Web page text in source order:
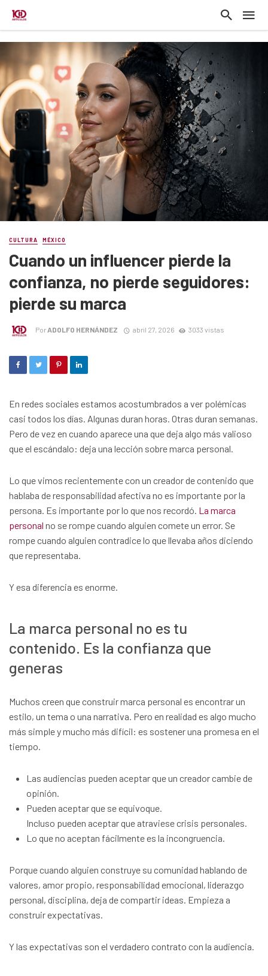
CULTURA MÉXICO
Cuando un influencer pierde la
confianza, no pierde seguidores:
pierde su marca
Por ADOLFO HERNÁNDEZ abril 27, 2026 3033 vistas
En redes sociales estamos acostumbrados a ver polémicas
casi todos los días. Algunas duran horas. Otras duran semanas.
Pero de vez en cuando aparece una que deja algo más valioso
que el escándalo: deja una lección sobre marca personal.
Lo que vimos recientemente con un creador de contenido que
hablaba de responsabilidad afectiva no es importante por la
persona. Es importante por lo que nos recordó. La marca
personal no se rompe cuando alguien comete un error. Se
rompe cuando alguien contradice lo que llevaba años diciendo
que representaba.
Y esa diferencia es enorme.
La marca personal no es tu
contenido. Es la confianza que
generas
Muchos creen que construir marca personal es encontrar un
estilo, un tema o una narrativa. Pero en realidad es algo mucho
más simple y mucho más difícil: es sostener una promesa en el
tiempo.
Las audiencias pueden aceptar que un creador cambie de
opinión.
Pueden aceptar que se equivoque.
Incluso pueden aceptar que atraviese crisis personales.
Lo que no aceptan fácilmente es la incongruencia.
Porque cuando alguien construye su comunidad hablando de
valores, amor propio, responsabilidad emocional, liderazgo
personal, disciplina, deja de compartir ideas. Empieza a
construir expectativas.
Y las expectativas son el verdadero contrato con la audiencia.